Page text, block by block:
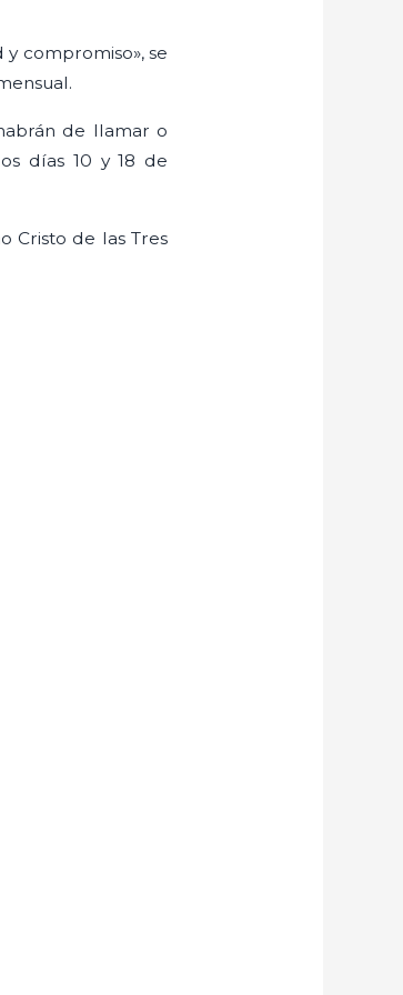
compromiso», se
de llamar o
días 10 y 18 de
Cristo de las Tres